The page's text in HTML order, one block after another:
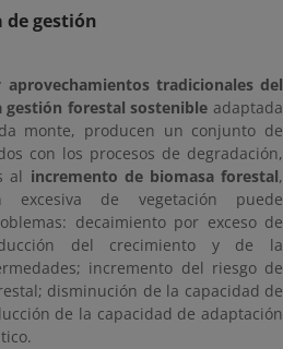
gestión
tradicionales del
gestión forestal sostenible adaptada
monte, producen un conjunto de
con los procesos de degradación,
al incremento de biomasa forestal,
de vegetación puede
decaimiento por exceso de
del crecimiento y de la
incremento del riesgo de
disminución de la capacidad de
de la capacidad de adaptación